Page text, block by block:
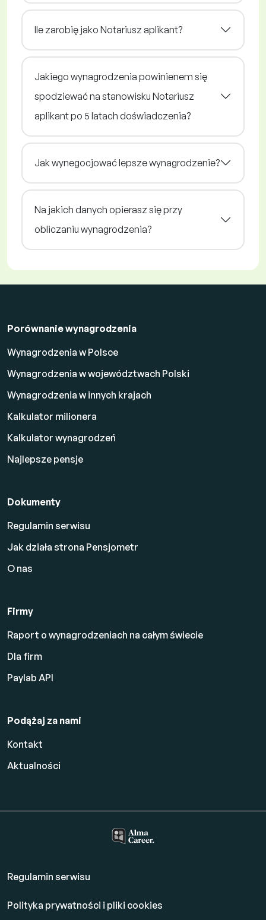
Ile zarobię jako Notariusz aplikant?
Jakiego wynagrodzenia powinienem się
spodziewać na stanowisku Notariusz
aplikant po 5 latach doświadczenia?
Jak wynegocjować lepsze wynagrodzenie?
Na jakich danych opierasz się przy
obliczaniu wynagrodzenia?
Porównanie wynagrodzenia
Wynagrodzenia w Polsce
Wynagrodzenia w województwach Polski
Wynagrodzenia w innych krajach
Kalkulator milionera
Kalkulator wynagrodzeń
Najlepsze pensje
Dokumenty
Regulamin serwisu
Jak działa strona Pensjometr
O nas
Firmy
Raport o wynagrodzeniach na całym świecie
Dla firm
Paylab API
Podążaj za nami
Kontakt
Aktualności
Regulamin serwisu
Polityka prywatności i pliki cookies